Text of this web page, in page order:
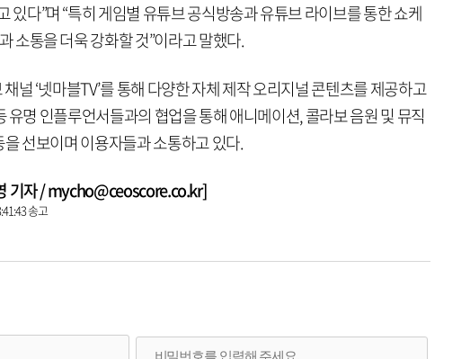
있다”며 “특히 게임별 유튜브 공식방송과 유튜브 라이브를 통한 쇼케
소통을 더욱 강화할 것”이라고 말했다.
널 ‘넷마블TV’를 통해 다양한 자체 제작 오리지널 콘텐츠를 제공하고
유명 인플루언서들과의 협업을 통해 애니메이션, 콜라보 음원 및 뮤직
선보이며 이용자들과 소통하고 있다.
기자 / mycho@ceoscore.co.kr]
송고